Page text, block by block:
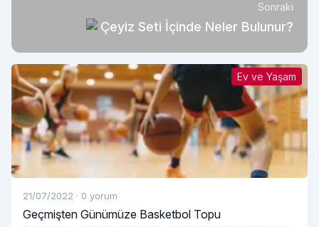
Sonraki
Çeyiz Seti İçinde Neler Bulunur?
Ev ve Yaşam
21/07/2022 · 0 yorum
Geçmişten Günümüze Basketbol Topu